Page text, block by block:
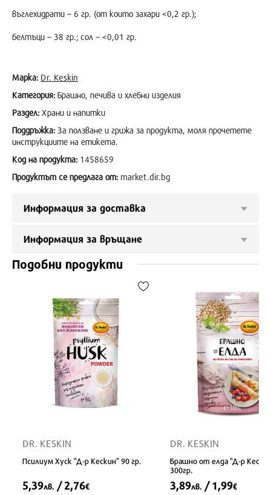
въглехидрати – 6 гр. (от които захари <0,2 гр.);
белтъци – 38 гр.; сол – <0,01 гр.
Марка: Dr. Keskin
Категория: Брашно, печива и хлебни изделия
Раздел: Храни и напитки
Поддръжка: За ползване и грижа за продукта, моля прочетете
инструкциите на етикета.
Код на продукта: 1458659
Продуктът се предлага от: market.dir.bg
Информация за доставка
Информация за връщане
Подобни продукти
DR. KESKIN
Псилиум Хуск "Д-р Кескин" 90 гр.
5,39лв. / 2,76€
DR. KESKIN
Брашно от елда "Д-р
300гр.
3,89лв. / 1,99€